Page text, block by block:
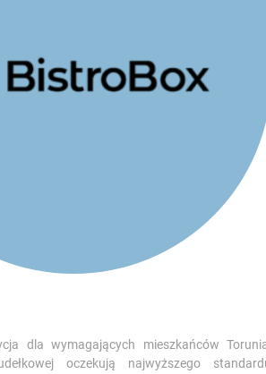
dla wymagających mieszkańców
oczekują najwyższego